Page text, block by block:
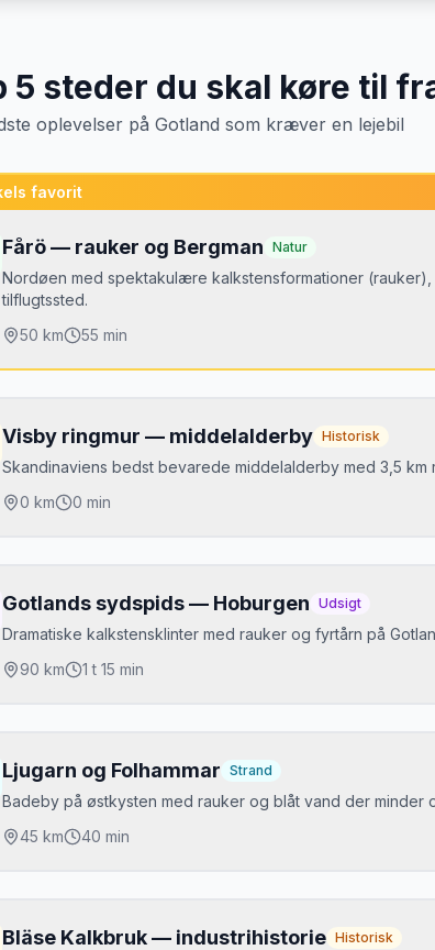
5 steder du skal køre til
oplevelser på Gotland som kræver en lejebil
favorit
Fårö — rauker og Bergman Natur
Nordøen med spektakulære kalkstensformationer
tilflugtssted.
50 km 55 min
rauker
raukfält
Center
Gratis færge fra Fårösund. Kør til Langhammars først — det
Visby ringmur — middelalderby Historisk
Skandinaviens bedst bevarede middelalderby med 3,5 km
0 km 0 min
km intakt ringmur
middelalderkirkeruiner
have fra 1855
Gå langs muren ved solnedgang. Under Medeltidsveckan
Gotlands sydspids — Hoburgen Udsigt
Dramatiske kalkstensklinter med rauker og fyrtårn på
90 km 1 t 15 min
(raukformation)
fra 1846
til Gotska Sandön
Ljugarn og Folhammar Strand
Badeby på østkysten med rauker og blåt vand der minder
45 km 40 min
raukområde
Bläse Kalkbruk — industrihistorie Historisk